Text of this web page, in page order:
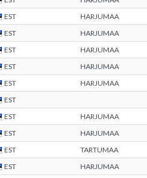
EST HARJUMAA
EST HARJUMAA
EST HARJUMAA
EST HARJUMAA
EST
HARJUMAA
EST
EST HARJUMAA
EST
HARJUMAA
EST TARTUMAA
EST HARJUMAA